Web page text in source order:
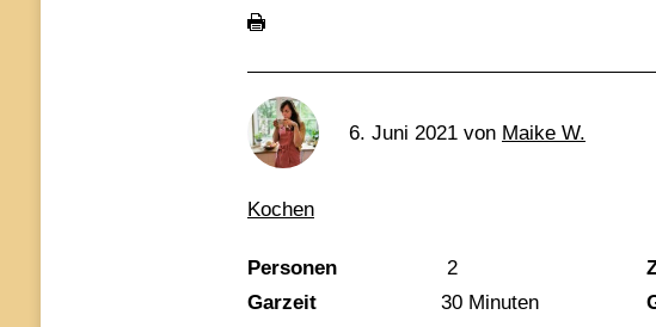
6. Juni 2021 von Maike W.
Kochen
Personen 2
Garzeit
30 Minuten